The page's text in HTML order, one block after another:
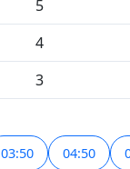
5
4
3
03:50 04:50